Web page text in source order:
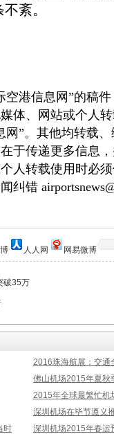
紊。
港信息网”的稿件
体、网站或个人
网”。其他均转载
于传递更多信息
人转载使用时必
纠错
人人网 网易微博
破35万
2016珠海航展：交通
佛山机场2015年夏秋
2015年全球最繁忙机
深圳机场在毕节遵义
时
深圳机场2015年春运